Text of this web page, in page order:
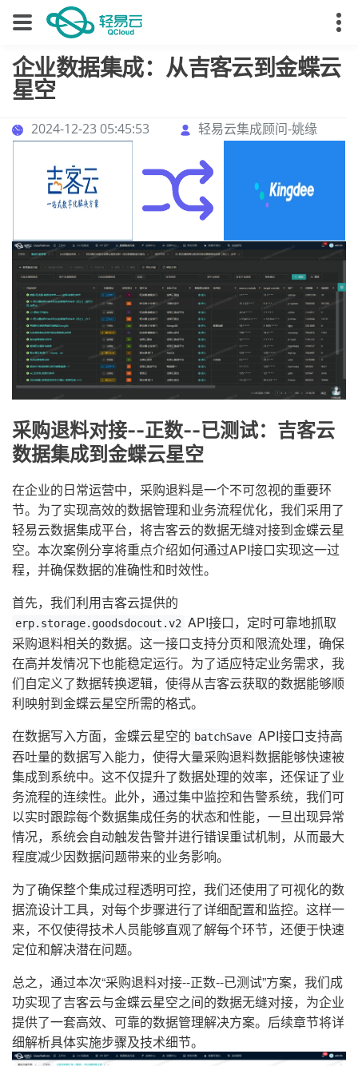
企业数据集成：从吉客云到金蝶云
星空
2024-12-23 05:45:53 轻易云集成顾问-姚缘
采购退料对接--正数--已测试：吉客云
数据集成到金蝶云星空
在企业的日常运营中，采购退料是一个不可忽视的重要环
节。为了实现高效的数据管理和业务流程优化，我们采用了
轻易云数据集成平台，将吉客云的数据无缝对接到金蝶云星
空。本次案例分享将重点介绍如何通过API接口实现这一过
程，并确保数据的准确性和时效性。
首先，我们利用吉客云提供的
erp.storage.goodsdocout.v2 API接口，定时可靠地抓取
采购退料相关的数据。这一接口支持分页和限流处理，确保
在高并发情况下也能稳定运行。为了适应特定业务需求，我
们自定义了数据转换逻辑，使得从吉客云获取的数据能够顺
利映射到金蝶云星空所需的格式。
在数据写入方面，金蝶云星空的 batchSave API接口支持高
吞吐量的数据写入能力，使得大量采购退料数据能够快速被
集成到系统中。这不仅提升了数据处理的效率，还保证了业
务流程的连续性。此外，通过集中监控和告警系统，我们可
以实时跟踪每个数据集成任务的状态和性能，一旦出现异常
情况，系统会自动触发告警并进行错误重试机制，从而最大
程度减少因数据问题带来的业务影响。
为了确保整个集成过程透明可控，我们还使用了可视化的数
据流设计工具，对每个步骤进行了详细配置和监控。这样一
来，不仅使得技术人员能够直观了解每个环节，还便于快速
定位和解决潜在问题。
总之，通过本次“采购退料对接--正数--已测试”方案，我们成
功实现了吉客云与金蝶云星空之间的数据无缝对接，为企业
提供了一套高效、可靠的数据管理解决方案。后续章节将详
细解析具体实施步骤及技术细节。